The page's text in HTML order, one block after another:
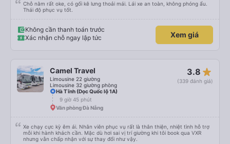
Chỗ nằm rất oke, có gối kê lưng thoải mái. Lái xe an toàn, không phóng ẩu.
Thái độ phục vụ tốt.
Không cần thanh toán trước
Xác nhận chỗ ngay lập tức
Xem giá
Camel Travel
Limousine 22 giường
Limousine 32 giường phòng
3.8 star_rate
(339 đánh giá)
Hà Tĩnh (Dọc Quốc lộ 1A)
9 giờ 45 phút
Văn phòng Đà Nẵng
Xe chạy cực kỳ êm ái. Nhân viên phục vụ rất là thân thiện, nhiệt tình hỗ trợ
mỗi khi hành khách cần. Mặc dù hơi sai vị trí giường khi tôi book qua VXR
nhưng vẫn chấp nhận với sự thay đổi như vậy.